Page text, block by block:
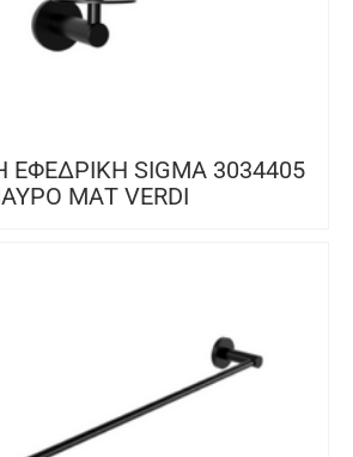
SIGMA 3034405
ΜΑΤ VERDI